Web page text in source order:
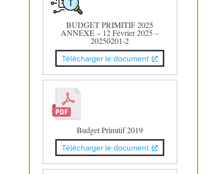
BUDGET PRIMITIF 2025
ANNEXE – 12 Février 2025 –
20250201-2
Télécharger le document
Budget Primitif 2019
Télécharger le document